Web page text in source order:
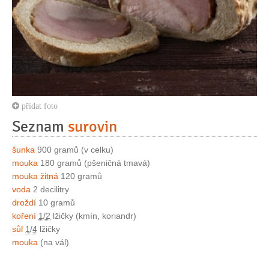
přidat foto
Seznam surovin
šunka 900 gramů (v celku)
mouka 180 gramů (pšeničná tmavá)
mouka žitná 120 gramů
voda 2 decilitry
droždí 10 gramů
koření 1/2 lžičky (kmín, koriandr)
sůl 1/4 lžičky
mouka (na vál)